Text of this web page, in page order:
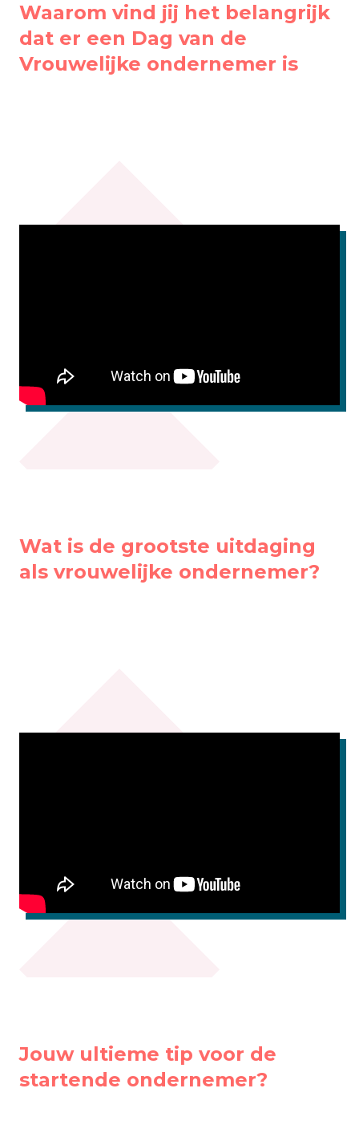
Waarom vind jij het belangrijk
dat er een Dag van de
Vrouwelijke ondernemer is
Wat is de grootste uitdaging
als vrouwelijke ondernemer?
Jouw ultieme tip voor de
startende ondernemer?